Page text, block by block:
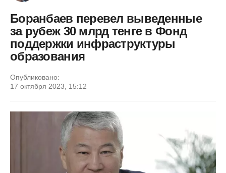
Боранбаев перевел выведенные
за рубеж 30 млрд тенге в Фонд
поддержки инфраструктуры
образования
Опубликовано:
17 октября 2023, 15:12